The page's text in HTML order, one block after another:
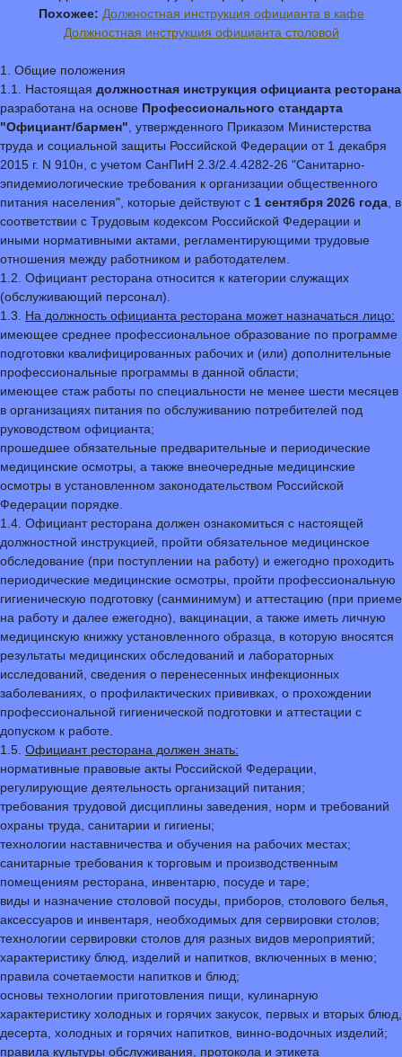
Похожее: Должностная инструкция официанта в кафе
Должностная инструкция официанта столовой
1. Общие положения
1.1. Настоящая должностная инструкция официанта ресторана
разработана на основе Профессионального стандарта
"Официант/бармен" , утвержденного Приказом Министерства
труда и социальной защиты Российской Федерации от 1 декабря
2015 г. N 910н, с учетом СанПиН 2.3/2.4.4282-26 "Санитарно-
эпидемиологические требования к организации общественного
питания населения", которые действуют с 1 сентября 2026 года , в
соответствии с Трудовым кодексом Российской Федерации и
иными нормативными актами, регламентирующими трудовые
отношения между работником и работодателем.
1.2. Официант ресторана относится к категории служащих
(обслуживающий персонал).
1.3. На должность официанта ресторана может назначаться лицо:
имеющее среднее профессиональное образование по программе
подготовки квалифицированных рабочих и (или) дополнительные
профессиональные программы в данной области;
имеющее стаж работы по специальности не менее шести месяцев
в организациях питания по обслуживанию потребителей под
руководством официанта;
прошедшее обязательные предварительные и периодические
медицинские осмотры, а также внеочередные медицинские
осмотры в установленном законодательством Российской
Федерации порядке.
1.4. Официант ресторана должен ознакомиться с настоящей
должностной инструкцией, пройти обязательное медицинское
обследование (при поступлении на работу) и ежегодно проходить
периодические медицинские осмотры, пройти профессиональную
гигиеническую подготовку (санминимум) и аттестацию (при приеме
на работу и далее ежегодно), вакцинации, а также иметь личную
медицинскую книжку установленного образца, в которую вносятся
результаты медицинских обследований и лабораторных
исследований, сведения о перенесенных инфекционных
заболеваниях, о профилактических прививках, о прохождении
профессиональной гигиенической подготовки и аттестации с
допуском к работе.
1.5. Официант ресторана должен знать:
нормативные правовые акты Российской Федерации,
регулирующие деятельность организаций питания;
требования трудовой дисциплины заведения, норм и требований
охраны труда, санитарии и гигиены;
технологии наставничества и обучения на рабочих местах;
санитарные требования к торговым и производственным
помещениям ресторана, инвентарю, посуде и таре;
виды и назначение столовой посуды, приборов, столового белья,
аксессуаров и инвентаря, необходимых для сервировки столов;
технологии сервировки столов для разных видов мероприятий;
характеристику блюд, изделий и напитков, включенных в меню;
правила сочетаемости напитков и блюд;
основы технологии приготовления пищи, кулинарную
характеристику холодных и горячих закусок, первых и вторых блюд,
десерта, холодных и горячих напитков, винно-водочных изделий;
правила культуры обслуживания, протокола и этикета